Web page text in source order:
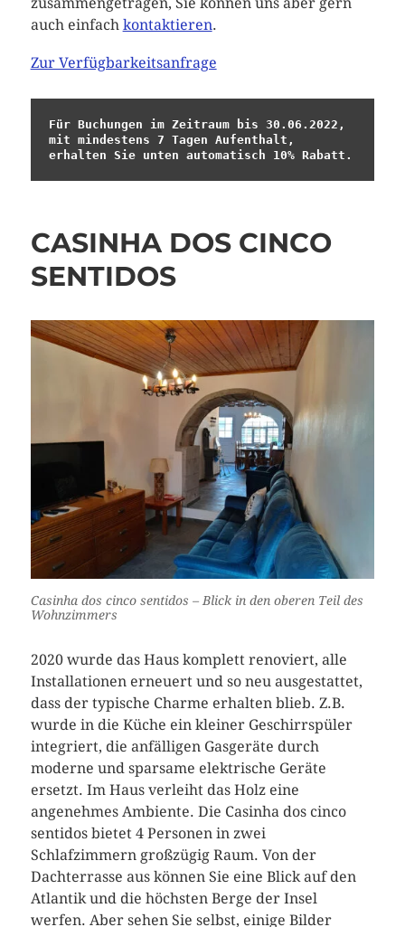
auch einfach kontaktieren.
Zur Verfügbarkeitsanfrage
Für Buchungen im Zeitraum bis 30.06.2022,
mit mindestens 7 Tagen Aufenthalt,
erhalten Sie unten automatisch 10% Rabatt.
CASINHA DOS CINCO
SENTIDOS
Casinha dos cinco sentidos – Blick in den oberen Teil des
Wohnzimmers
2020 wurde das Haus komplett renoviert, alle
Installationen erneuert und so neu ausgestattet,
dass der typische Charme erhalten blieb. Z.B.
wurde in die Küche ein kleiner Geschirrspüler
integriert, die anfälligen Gasgeräte durch
moderne und sparsame elektrische Geräte
ersetzt. Im Haus verleiht das Holz eine
angenehmes Ambiente. Die Casinha dos cinco
sentidos bietet 4 Personen in zwei
Schlafzimmern großzügig Raum. Von der
Dachterrasse aus können Sie eine Blick auf den
Atlantik und die höchsten Berge der Insel
werfen. Aber sehen Sie selbst, einige Bilder